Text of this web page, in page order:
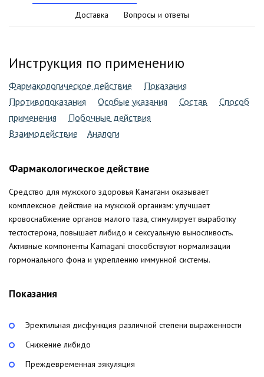
Доставка Вопросы и ответы
Инструкция по применению
Фармакологическое действие
Показания
Противопоказания
Особые указания Состав
Способ
применения
Побочные действия
Взаимодействие
Аналоги
Фармакологическое действие
Средство для мужского здоровья Камагани оказывает
комплексное действие на мужской организм: улучшает
кровоснабжение органов малого таза, стимулирует выработку
тестостерона, повышает либидо и сексуальную выносливость.
Активные компоненты Kamagani способствуют нормализации
гормонального фона и укреплению иммунной системы.
Показания
Эректильная дисфункция различной степени выраженности
Снижение либидо
Преждевременная эякуляция